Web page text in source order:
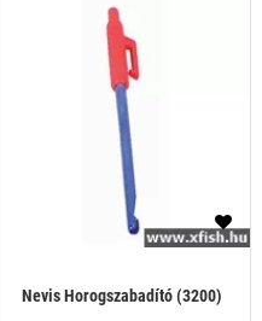
Nevis Horogszabadító (3200)